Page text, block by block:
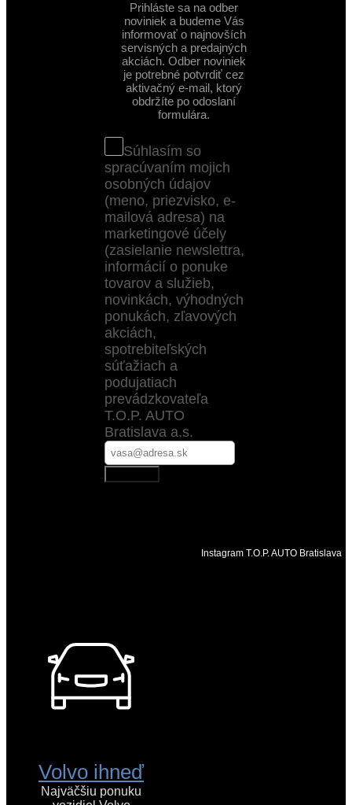
Prihláste sa na odber
noviniek a budeme Vás
informovať o najnovších
servisných a predajných
akciách. Odber noviniek
je potrebné potvrdiť cez
aktivačný e-mail, ktorý
obdržíte po odoslaní
formulára.
Súhlasím so
spracúvaním mojich
osobných údajov
(meno, priezvisko, e-
mailová adresa) na
marketingové účely
(zasielanie newslettra,
informácií o ponuke
tovarov a služieb,
novinkách, výhodných
ponukách, zľavových
akciách,
spotrebiteľských
súťažiach a
podujatiach
prevádzkovateľa
T.O.P. AUTO
Bratislava a.s.
Instagram T.O.P. AUTO Bratislava
Volvo ihneď
Najväčšiu ponuku